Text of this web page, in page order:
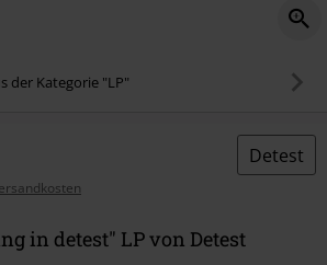
der Kategorie "LP"
Detest
in detest" LP von Detest